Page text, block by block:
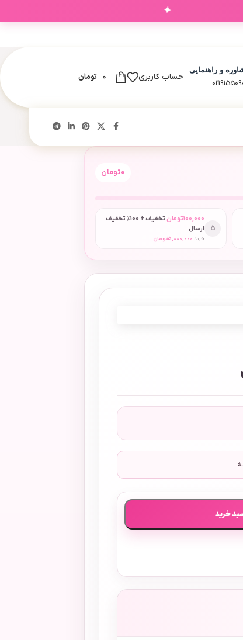
✦
و راهنمایی
حساب کاربری 0 تومان
0تومان
5
100,000تومان
تخفیف + 100٪ تخفیف
ارسال
خرید 5,000,000تومان
خرید